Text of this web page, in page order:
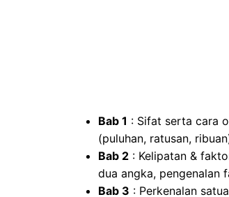
Bab 1 : Sifat serta cara
(puluhan, ratusan,
Bab 2 : Kelipatan &
dua angka, pengenalan
Bab 3 : Perkenalan